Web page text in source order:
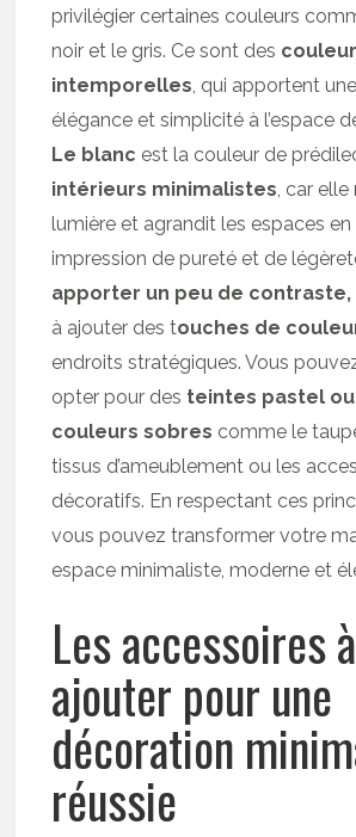
privilégier certaines couleurs
noir et le gris. Ce sont des
intemporelles , qui apportent
élégance et simplicité à l’espace
Le blanc est la couleur de
intérieurs minimalistes , car
lumière et agrandit les espaces
impression de pureté et de
apporter un peu de contraste,
à ajouter des touches de
endroits stratégiques. Vous
opter pour des teintes pastel
couleurs sobres comme le
tissus d’ameublement ou les
décoratifs. En respectant ces
vous pouvez transformer votre
espace minimaliste, moderne et
Les accessoires à
ajouter pour une
décoration
réussie